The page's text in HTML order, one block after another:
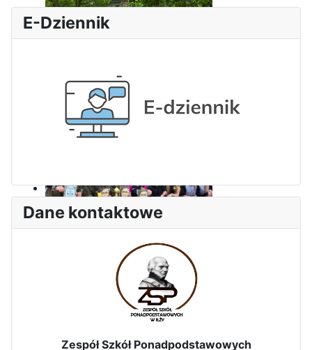
Dni Leśmianowskie 2026
I Olimpiada Klas Mundurowych
E-Dziennik
Dane kontaktowe
Zespół Szkół Ponadpodstawowych